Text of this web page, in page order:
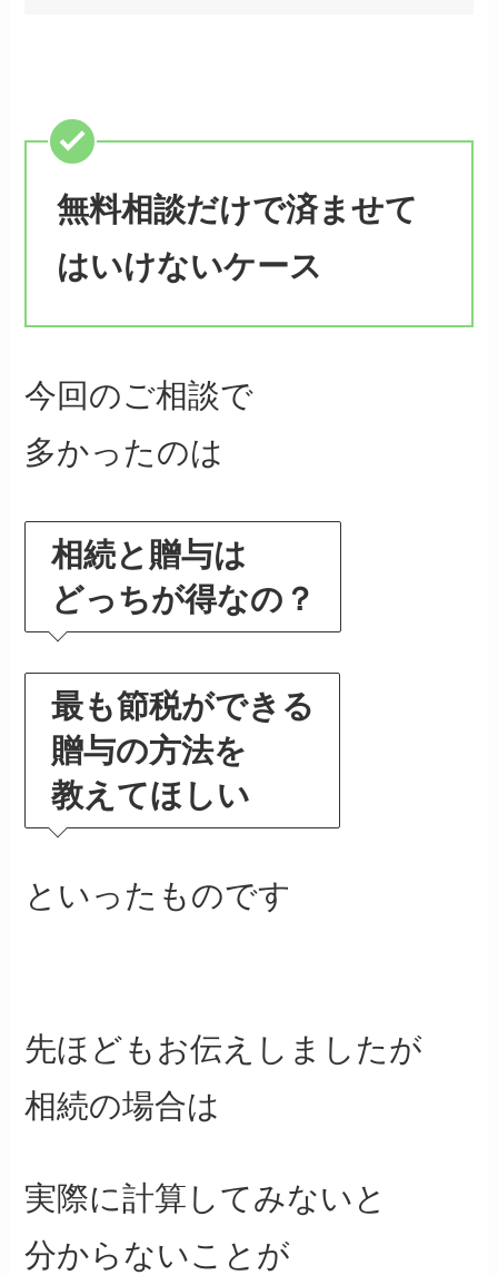
無料相談だけで済ませて
はいけないケース
今回のご相談で
多かったのは
相続と贈与は
どっちが得なの？
最も節税ができる
贈与の方法を
教えてほしい
といったものです
先ほどもお伝えしましたが
相続の場合は
実際に計算してみないと
分からないことが